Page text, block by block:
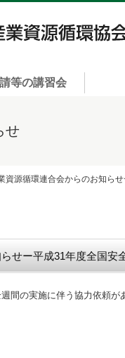
等の講習会
せ
資源循環連合会からのお知ら
せー平成31年度全国安
間の実施に伴う協力依頼